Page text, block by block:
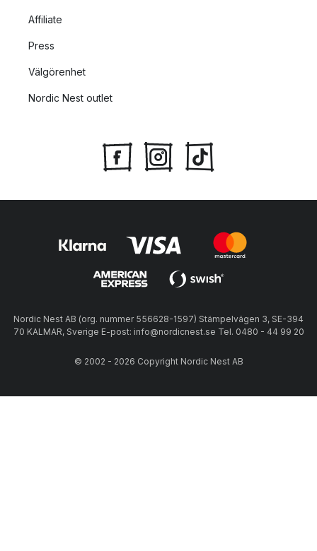
Affiliate
Press
Välgörenhet
Nordic Nest outlet
Nordic Nest AB (org. nummer 556628-1597) Stämpelvägen 3, SE-394
70 KALMAR, Sverige E-post: info@nordicnest.se Tel. 0480 - 44 99 20
© 2002 - 2026 Copyright Nordic Nest AB